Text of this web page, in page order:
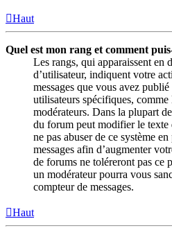
Haut
Quel est mon rang et comment
Les rangs, qui apparaissent en
d’utilisateur, indiquent votre
messages que vous avez
utilisateurs spécifiques, comme
modérateurs. Dans la plupart
du forum peut modifier le
ne pas abuser de ce système
messages afin d’augmenter
de forums ne toléreront pas ce
un modérateur pourra vous
compteur de messages.
Haut